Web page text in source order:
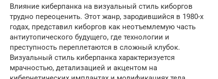
Влияние киберпанка на визуальный стиль киборгов
трудно переоценить. Этот жанр, зародившийся в 1980-х
годах, представил киборгов как неотъемлемую часть
антиутопического будущего, где технологии и
преступность переплетаются в сложный клубок.
Визуальный стиль киберпанка характеризуется
мрачностью, детализацией и акцентом на